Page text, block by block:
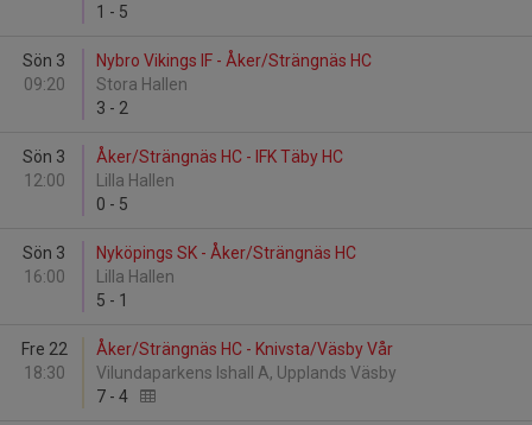
1 - 5
Sön 3
09:20
Nybro Vikings IF - Åker/Strängnäs HC
Stora Hallen
3 - 2
Sön 3
12:00
Åker/Strängnäs HC - IFK Täby HC
Lilla Hallen
0 - 5
Sön 3
16:00
Nyköpings SK - Åker/Strängnäs HC
Lilla Hallen
5 - 1
Fre 22
18:30
Åker/Strängnäs HC - Knivsta/Väsby Vår
Vilundaparkens Ishall A, Upplands Väsby
7 - 4